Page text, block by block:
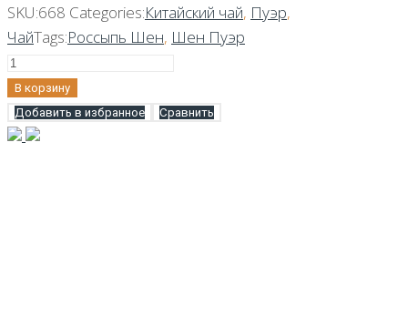
SKU:668 Categories:Китайский чай, Пуэр,
ЧайTags:Россыпь Шен, Шен Пуэр
Количество
Шен
Пуэр
Иушань
В корзину
Добавить в избранное
Сравнить